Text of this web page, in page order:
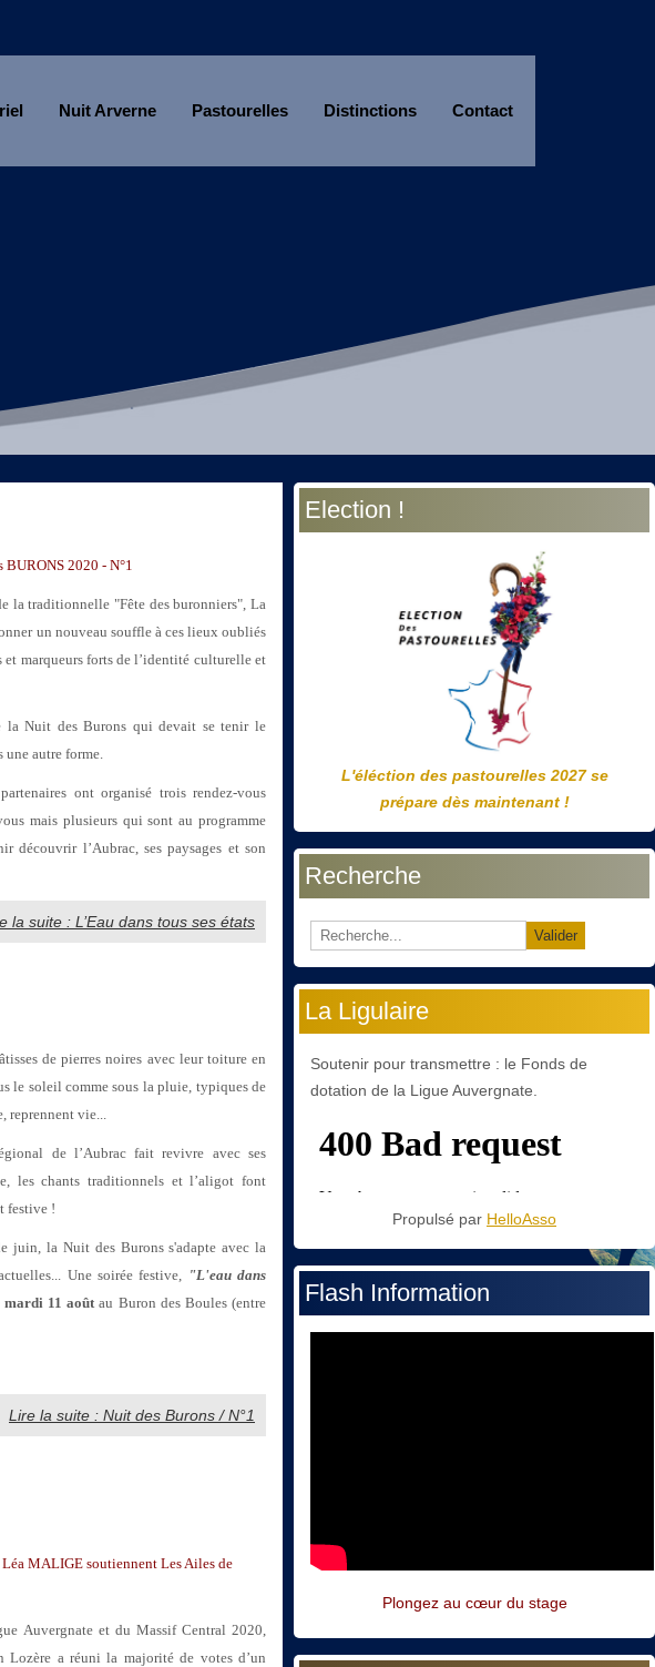
Nuit Arverne Pastourelles Distinctions Contact
2020 - N°1
la traditionnelle "Fête des buronniers", La
un nouveau souffle à ces lieux oubliés
marqueurs forts de l’identité culturelle et
la Nuit des Burons qui devait se tenir le
une autre forme.
ont organisé trois rendez-vous
mais plusieurs qui sont au programme
découvrir l’Aubrac, ses paysages et son
la suite : L’Eau dans tous ses états
de pierres noires avec leur toiture en
le soleil comme sous la pluie, typiques de
reprennent vie...
de l’Aubrac fait revivre avec ses
les chants traditionnels et l’aligot font
festive !
juin, la Nuit des Burons s'adapte avec la
Une soirée festive, "L'eau dans
mardi 11 aoûtau Buron des Boules (entre
Lire la suite : Nuit des Burons / N°1
MALIGE soutiennent Les Ailes de
Auvergnate et du Massif Central 2020,
Lozère a réuni la majorité de votes d’un
Election !
L'éléction des pastourelles 2027 se
prépare dès maintenant !
Recherche
Valider
La Ligulaire
Soutenir pour transmettre : le Fonds de
dotation de la Ligue Auvergnate.
Propulsé par HelloAsso
Flash Information
Plongez au cœur du stage
Année
précédente
Mois
précédent
Année
suivante
Mois
suivant